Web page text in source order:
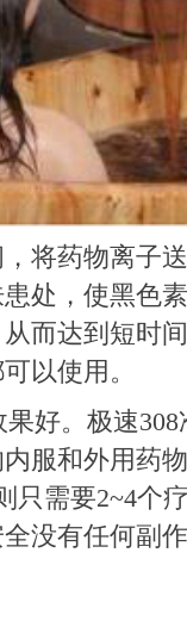
将药物离子
处，使黑色
而达到短时
以使用。
好。极速
服和外用药
只需要2~4个
没有任何副